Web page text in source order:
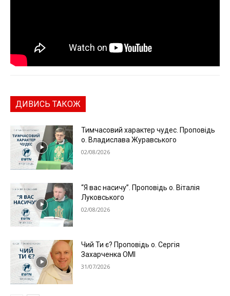
ДИВИСЬ ТАКОЖ
Тимчасовий характер чудес. Проповідь
о. Владислава Журавського
02/08/2026
“Я вас насичу”. Проповідь о. Віталія
Луковського
02/08/2026
Чий Ти є? Проповідь о. Сергія
Захарченка ОМІ
31/07/2026